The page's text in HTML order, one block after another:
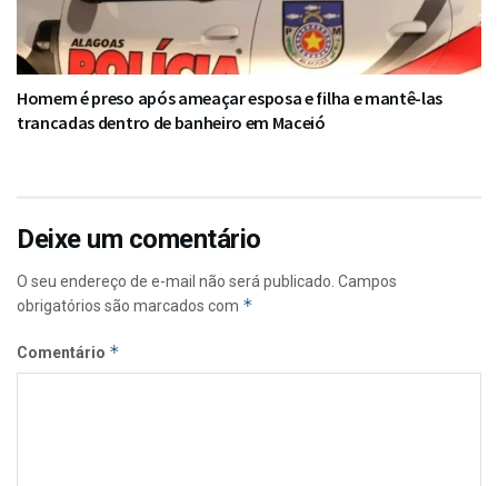
Homem é preso após ameaçar esposa e filha e mantê-las
trancadas dentro de banheiro em Maceió
Deixe um comentário
O seu endereço de e-mail não será publicado. Campos
obrigatórios são marcados com *
Comentário *